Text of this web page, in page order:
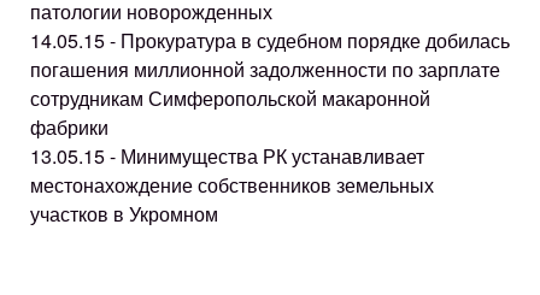
патологии новорожденных
14.05.15 - Прокуратура в судебном порядке добилась
погашения миллионной задолженности по зарплате
сотрудникам Симферопольской макаронной
фабрики
13.05.15 - Минимущества РК устанавливает
местонахождение собственников земельных
участков в Укромном